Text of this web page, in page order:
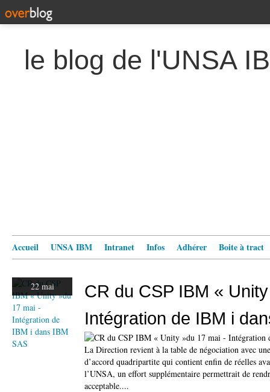
le blog de l'UNSA
Accueil UNSA IBM Intranet Infos Adhérer Boite à tract
22 mai
CR du CSP IBM «
Intégration de IBM i
La Direction revient à la table de négociation avec
d’accord quadripartite qui contient enfin de réelles
l’UNSA, un effort supplémentaire permettrait de
acceptable....